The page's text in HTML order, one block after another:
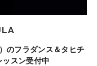
のフラダンス＆タヒチ
ッスン受付中